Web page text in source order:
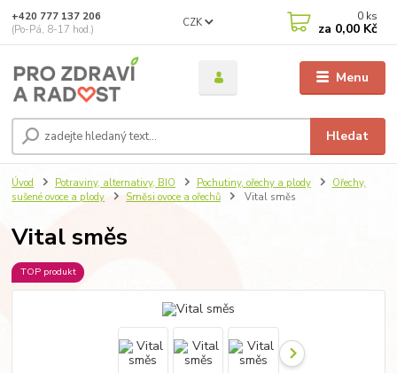
Menu
CZK
Hledat
+420 777 137 206
(Po-Pá, 8-17 hod.)
0 ks
za 0,00 Kč
Úvod Potraviny, alternativy, BIO Pochutiny, ořechy a plody
Ořechy,
sušené ovoce a plody
Směsi ovoce a ořechů Vital směs
Vital směs
TOP produkt